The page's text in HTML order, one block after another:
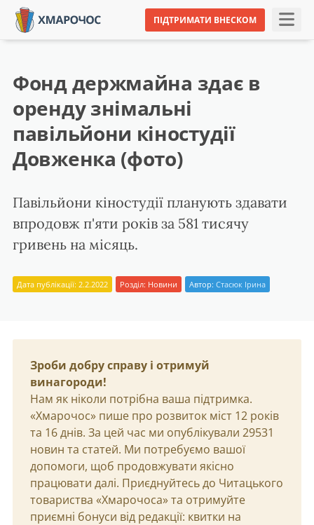
ПІДТРИМАТИ ВНЕСКОМ
Фонд держмайна здає в
оренду знімальні
павільйони кіностудії
Довженка (фото)
Павільйони кіностудії планують здавати
впродовж п'яти років за 581 тисячу
гривень на місяць.
Дата публікації: 2.2.2022 Розділ: Новини Автор: Стасюк Ірина
Зроби добру справу і отримуй
винагороди!
Нам як ніколи потрібна ваша підтримка.
«Хмарочос» пише про розвиток міст 12 років
та 16 днів. За цей час ми опублікували 29531
новин та статей. Ми потребуємо вашої
допомоги, щоб продовжувати якісно
працювати далі. Приєднуйтесь до Читацького
товариства «Хмарочоса» та отримуйте
приємні бонуси від редакції: квитки на